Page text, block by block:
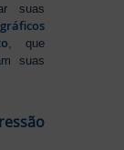
suas
, que
suas